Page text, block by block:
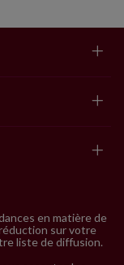
en matière de
sur votre
liste de diffusion.